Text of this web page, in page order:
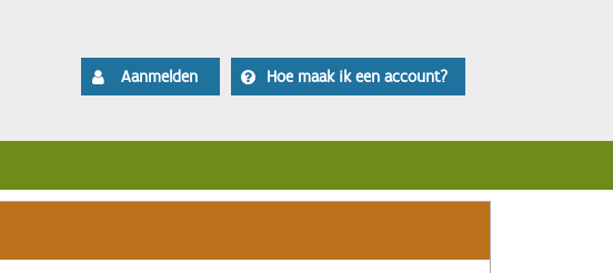
Aanmelden Hoe maak ik een account?